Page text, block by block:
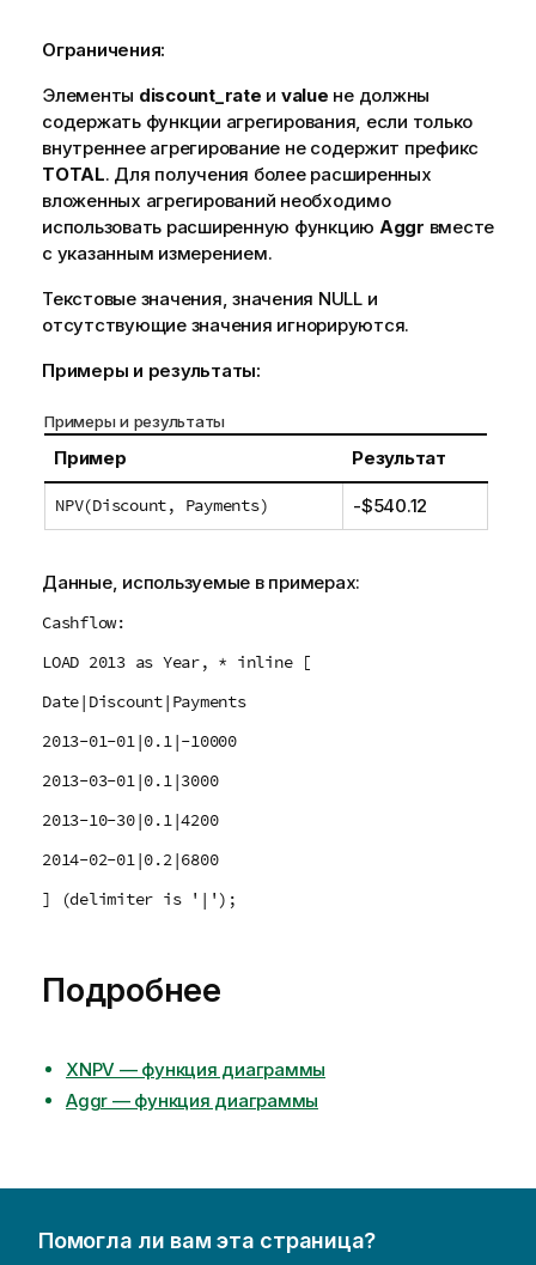
Ограничения:
Элементы discount_rate и value не должны
содержать функции агрегирования, если только
внутреннее агрегирование не содержит префикс
TOTAL. Для получения более расширенных
вложенных агрегирований необходимо
использовать расширенную функцию Aggr вместе
с указанным измерением.
Текстовые значения, значения NULLи
отсутствующие значения игнорируются.
Примеры и результаты:
Примеры и результаты
Пример Результат
NPV(Discount, Payments) -$540.12
Данные, используемые в примерах:
Cashflow:
LOAD 2013 as Year, * inline [
Date|Discount|Payments
2013-01-01|0.1|-10000
2013-03-01|0.1|3000
2013-10-30|0.1|4200
2014-02-01|0.2|6800
] (delimiter is '|');
Подробнее
XNPV — функция диаграммы
Aggr — функция диаграммы
Помогла ли вам эта страница?